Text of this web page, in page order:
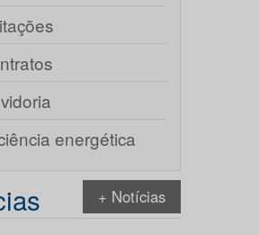
energética
+ Notícias